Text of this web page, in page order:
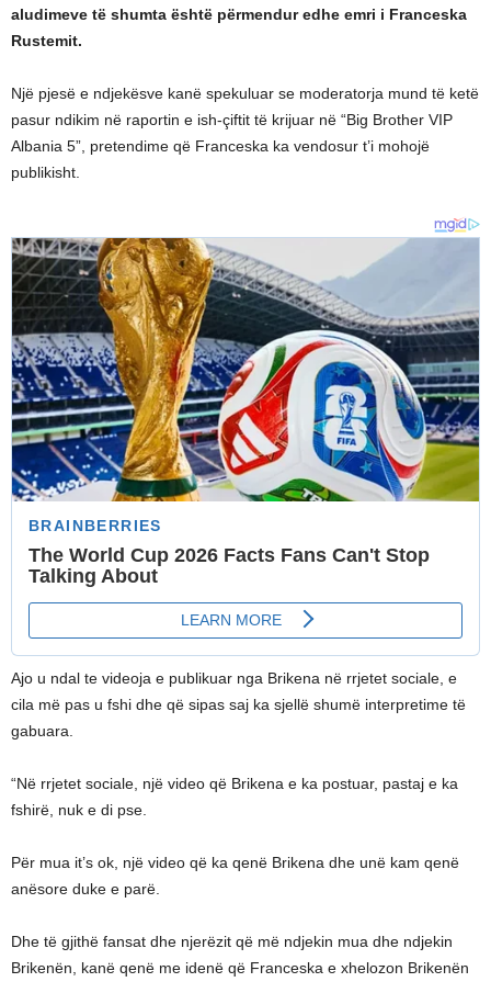
aludimeve të shumta është përmendur edhe emri i Franceska
Rustemit.
Një pjesë e ndjekësve kanë spekuluar se moderatorja mund të ketë
pasur ndikim në raportin e ish-çiftit të krijuar në “Big Brother VIP
Albania 5”, pretendime që Franceska ka vendosur t’i mohojë
publikisht.
Ajo u ndal te videoja e publikuar nga Brikena në rrjetet sociale, e
cila më pas u fshi dhe që sipas saj ka sjellë shumë interpretime të
gabuara.
“Në rrjetet sociale, një video që Brikena e ka postuar, pastaj e ka
fshirë, nuk e di pse.
Për mua it’s ok, një video që ka qenë Brikena dhe unë kam qenë
anësore duke e parë.
Dhe të gjithë fansat dhe njerëzit që më ndjekin mua dhe ndjekin
Brikenën, kanë qenë me idenë që Franceska e xhelozon Brikenën